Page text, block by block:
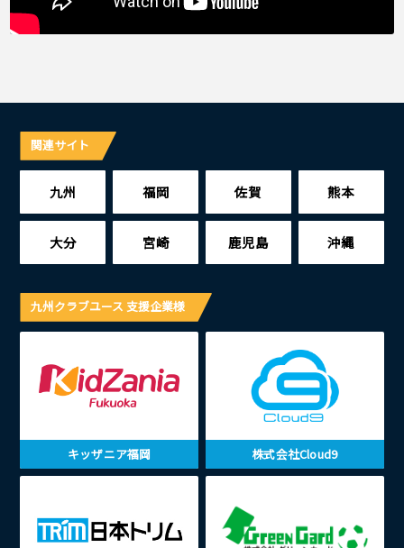
関連サイト
九州 福岡 佐賀 熊本
大分 宮崎 鹿児島 沖縄
九州クラブユース 支援企業様
キッザニア福岡 株式会社Cloud9